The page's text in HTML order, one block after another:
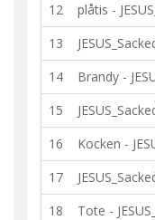
12
plåtis -
13
14
Brandy -
15
16
Kocken -
17
18
Tote -